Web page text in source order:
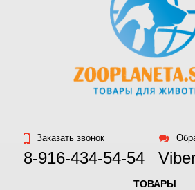
Заказать звонок
8-916-434-54-54
ТОВАРЫ